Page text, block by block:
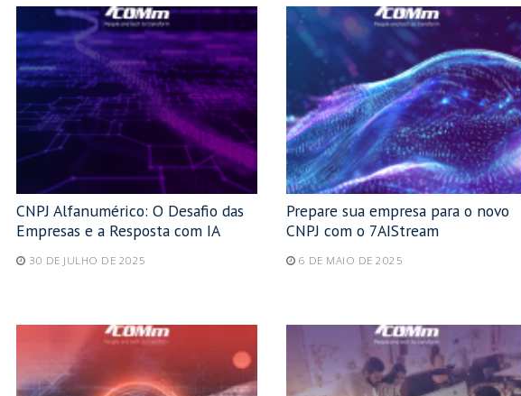
CNPJ Alfanumérico: O Desafio das
Empresas e a Resposta com IA
30 DE JULHO DE 2025
Prepare sua empresa para o novo
CNPJ com o 7AIStream
6 DE MAIO DE 2025